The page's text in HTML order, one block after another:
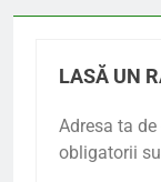
LASĂ UN
Adresa ta
obligatorii